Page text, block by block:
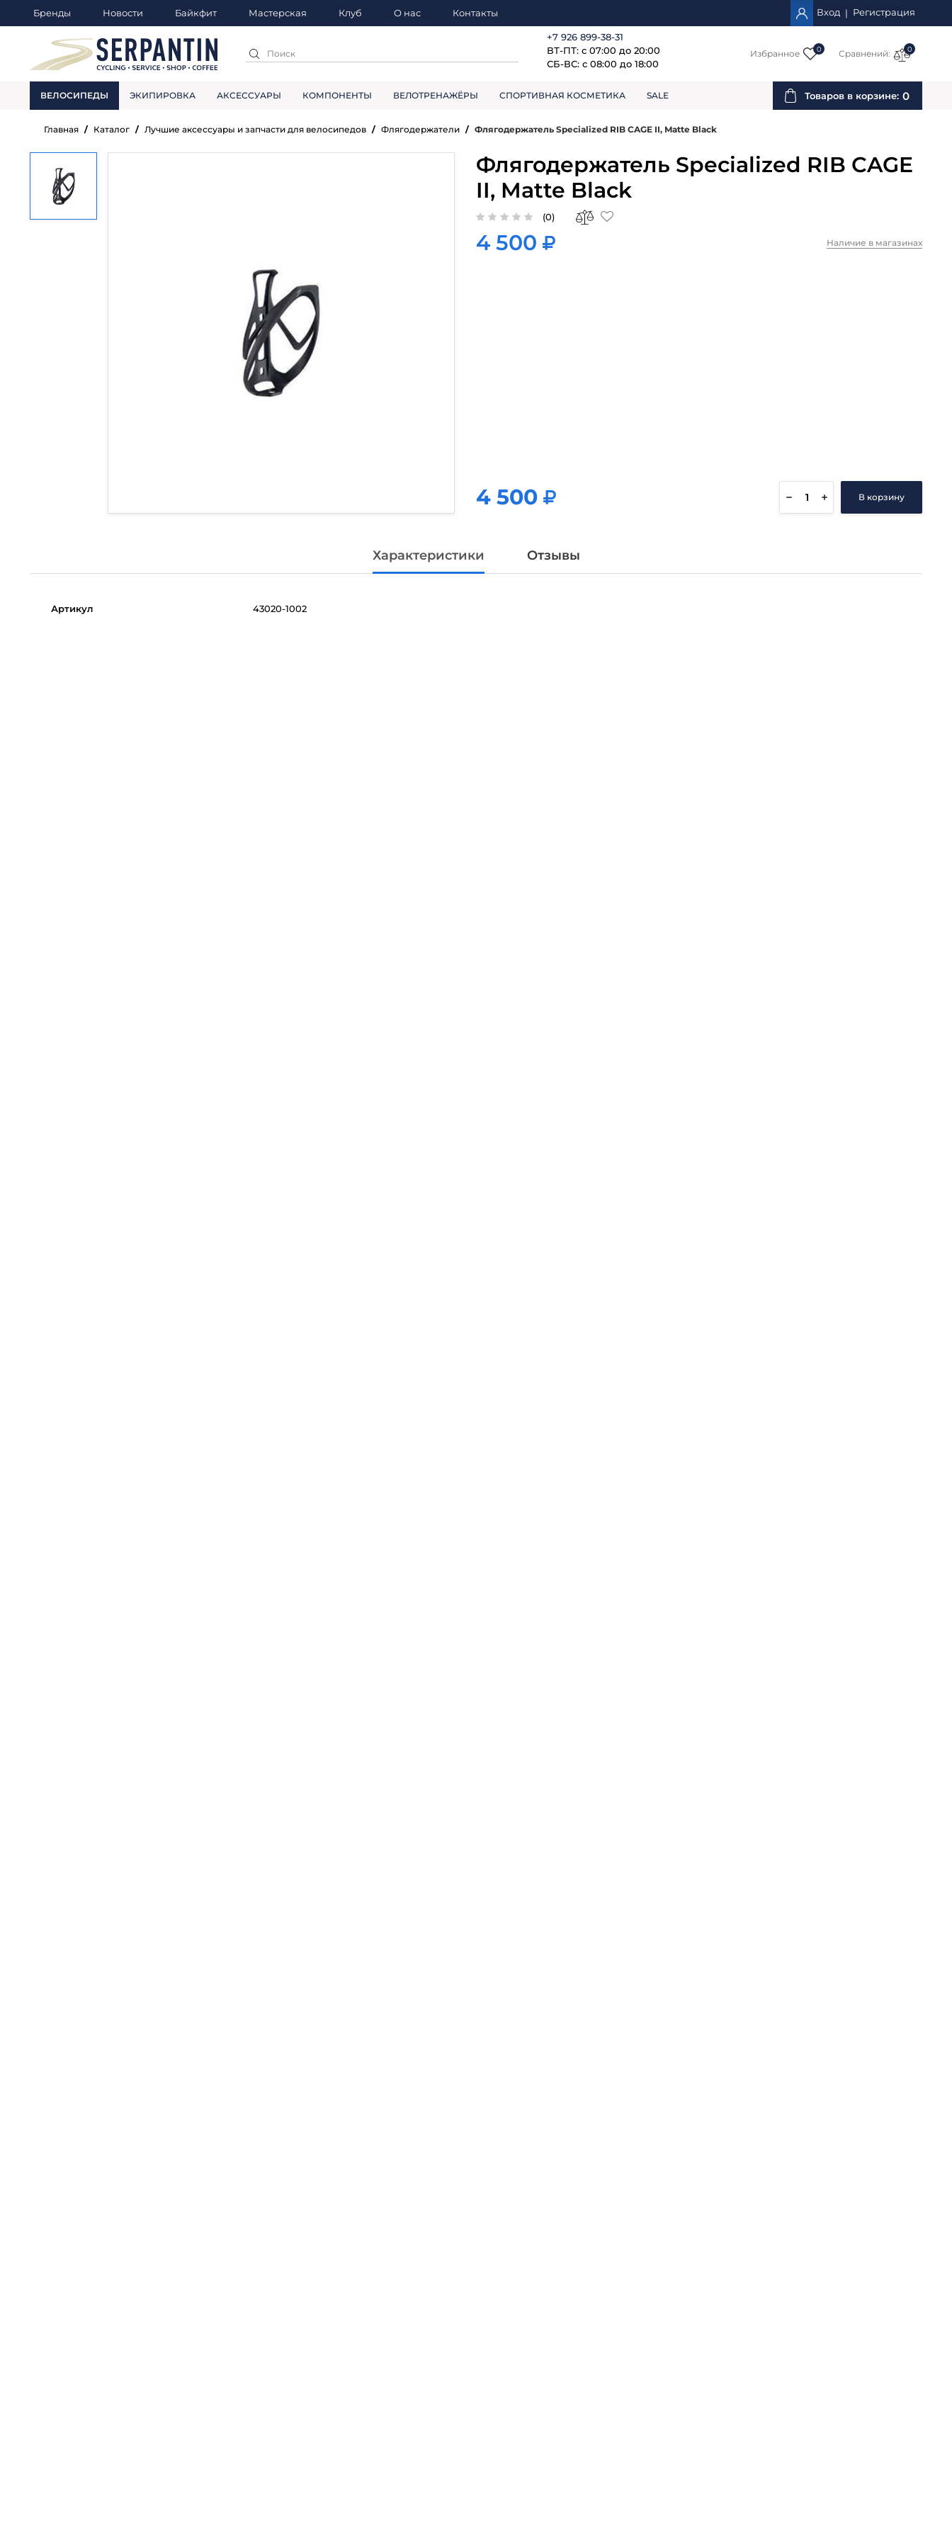
Бренды Новости Байкфит Мастерская Клуб О нас Контакты Вход | Регистрация
+7 926 899-38-31
ВТ-ПТ: с 07:00 до 20:00
СБ-ВС: с 08:00 до 18:00
Избранное 0 Сравнений: 0
ВЕЛОСИПЕДЫ ЭКИПИРОВКА АКСЕССУАРЫ КОМПОНЕНТЫ ВЕЛОТРЕНАЖЁРЫ СПОРТИВНАЯ КОСМЕТИКА SALE Товаров в корзине: 0
Главная Каталог Лучшие аксессуары и запчасти для велосипедов Флягодержатели Флягодержатель Specialized RIB CAGE II, Matte Black
Флягодержатель Specialized RIB CAGE
II, Matte Black
(0)
4 500 Наличие в магазинах
4 500
4 500 В корзину
Характеристики Отзывы
Артикул 43020-1002